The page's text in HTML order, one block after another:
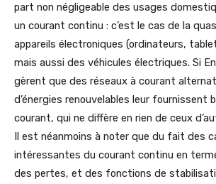
part non négligeable des usages
un courant continu : c’est le cas de la
appareils électroniques (ordinateurs,
mais aussi des véhicules électriques. Si
gèrent que des réseaux à courant
d’énergies renouvelables leur fournissent
courant, qui ne diffère en rien de ceux
Il est néanmoins à noter que du fait des
intéressantes du courant continu en
des pertes, et des fonctions de